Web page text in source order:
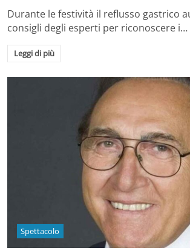
Durante le festività il reflusso gastrico
consigli degli esperti per riconoscere i…
Leggi di più
Spettacolo